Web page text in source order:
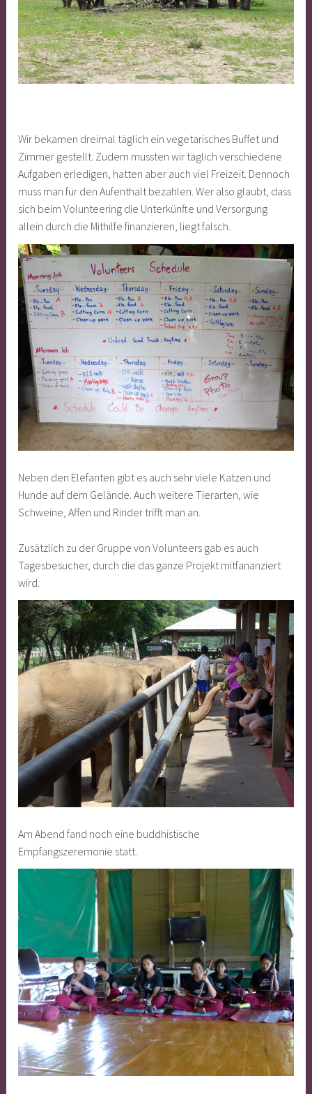
Wir bekamen dreimal täglich ein vegetarisches Buffet und
Zimmer gestellt. Zudem mussten wir täglich verschiedene
Aufgaben erledigen, hatten aber auch viel Freizeit. Dennoch
muss man für den Aufenthalt bezahlen. Wer also glaubt, dass
sich beim Volunteering die Unterkünfte und Versorgung
allein durch die Mithilfe finanzieren, liegt falsch.
Neben den Elefanten gibt es auch sehr viele Katzen und
Hunde auf dem Gelände. Auch weitere Tierarten, wie
Schweine, Affen und Rinder trifft man an.
Zusätzlich zu der Gruppe von Volunteers gab es auch
Tagesbesucher, durch die das ganze Projekt mitfananziert
wird.
Am Abend fand noch eine buddhistische
Empfangszeremonie statt.